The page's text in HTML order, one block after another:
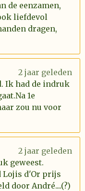
de eenzamen,
liefdevol
dragen,
2 jaar geleden
Ik had de indruk
1e
zou nu voor
2 jaar geleden
geweest.
Lojis d'Or prijs
door André....(?)